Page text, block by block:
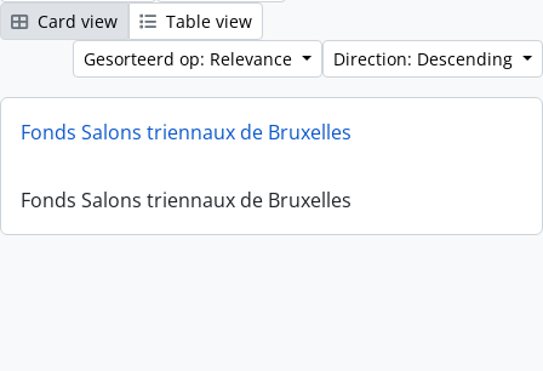
Card view
Table view
Gesorteerd op: Relevance
Direction: Descending
Fonds Salons triennaux de Bruxelles
Fonds Salons triennaux de Bruxelles